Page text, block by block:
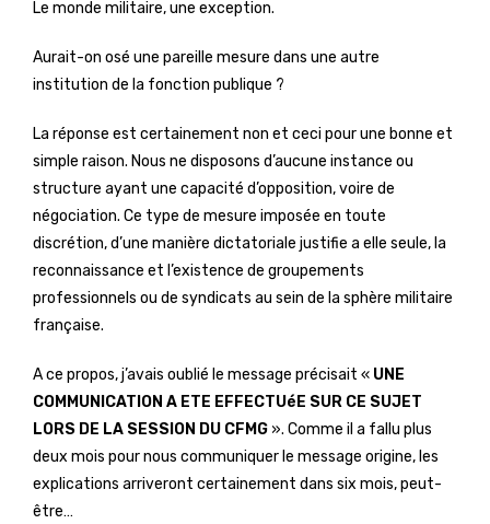
Le monde militaire, une exception.
Aurait-on osé une pareille mesure dans une autre
institution de la fonction publique ?
La réponse est certainement non et ceci pour une bonne et
simple raison. Nous ne disposons d’aucune instance ou
structure ayant une capacité d’opposition, voire de
négociation. Ce type de mesure imposée en toute
discrétion, d’une manière dictatoriale justifie a elle seule, la
reconnaissance et l’existence de groupements
professionnels ou de syndicats au sein de la sphère militaire
française.
A ce propos, j’avais oublié le message précisait « UNE
COMMUNICATION A ETE EFFECTUéE SUR CE SUJET
LORS DE LA SESSION DU CFMG ». Comme il a fallu plus
deux mois pour nous communiquer le message origine, les
explications arriveront certainement dans six mois, peut-
être…